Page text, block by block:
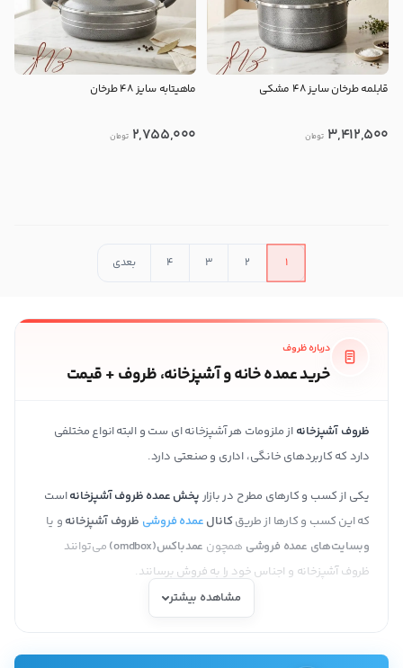
قابلمه طرخان سایز 48 مشکی
3,412,500 تومان
ماهیتابه سایز 48 طرخان
2,755,000 تومان
1
2
3
4 بعدی
درباره ظروف
خرید عمده خانه و آشپزخانه، ظروف + قیمت
ظروف آشپزخانهاز ملزومات هر آشپزخانه ای ست و البتهانواع مختلفی
دارد که کاربردهای خانگی، اداری و صنعتی دارد.
یکی از کسب و کارهای مطرح در بازار پخش عمده ظروف آشپزخانهاست
که این کسب و کارها از طریقکانال عمده فروشی ظروف آشپزخانه و یا
وبسایت‌های عمده فروشی همچون عمدباکس(omdbox)
می‌توانند
ظروف آشپزخانه و اجناس خود را به فروش برسانند.
انواع ظروف آشپزخانه
ظروف آشپزخانه یکی از اجزای اساسی در هر خانه است که برای پخت و پز
مشاهده بیشتر